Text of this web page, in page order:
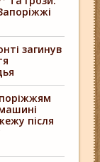
загинув
після